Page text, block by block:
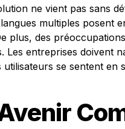
ne vient pas sans
multiples posent
plus, des
Les entreprises doivent
se sentent en